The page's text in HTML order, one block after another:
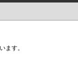
ます。